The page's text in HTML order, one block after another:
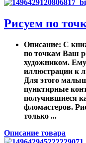
Рисуем по
Описание: С
по точкам Ваш
художником. Ему
иллюстрации к
Для этого
пунктирные
получившиеся
фломастеров.
только ...
Описание товара